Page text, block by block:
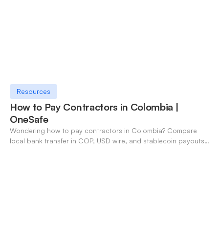
Resources
How to Pay Contractors in Colombia |
OneSafe
Wondering how to pay contractors in Colombia? Compare
local bank transfer in COP, USD wire, and stablecoin payouts.